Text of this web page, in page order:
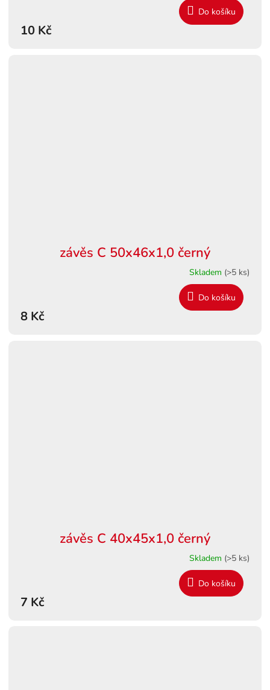
10 Kč
Do košíku
závěs C 50x46x1,0 černý
Skladem (>5 ks)
8 Kč
Do košíku
závěs C 40x45x1,0 černý
Skladem (>5 ks)
7 Kč
Do košíku